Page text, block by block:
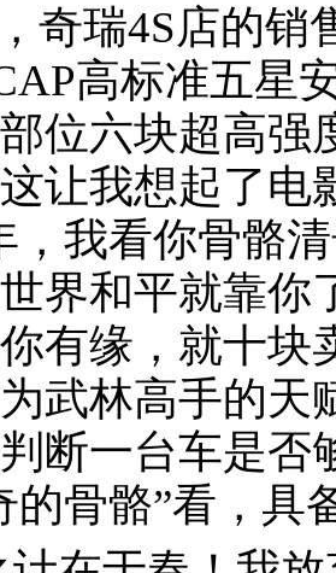
奇瑞4S店的销
高标准五星
位六块超高强
让我想起了电
，我看你骨骼
界和平就靠你
有缘，就十块
武林高手的天
断一台车是否
的骨骼”看，具